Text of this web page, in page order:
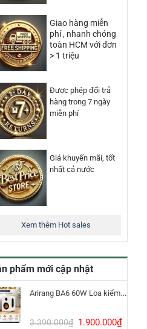
Giao hàng miễn
phí , nhanh chóng
toàn HCM với đơn
> 1 triệu
Được phép đổi trả
hàng trong 7 ngày
miễn phí
Giá khuyến mãi, tốt
nhất cả nước
Xem thêm Hot sales
phẩm mới cập nhật
Arirang BA6 60W Loa kiểm âm Bluetooth 5.3
3.390.000₫ Giá
1.900.000₫Giá